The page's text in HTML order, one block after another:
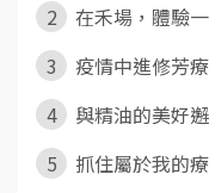
2
在禾場，體驗
3
疫情中進修芳
4
與精油的美好
5
抓住屬於我的